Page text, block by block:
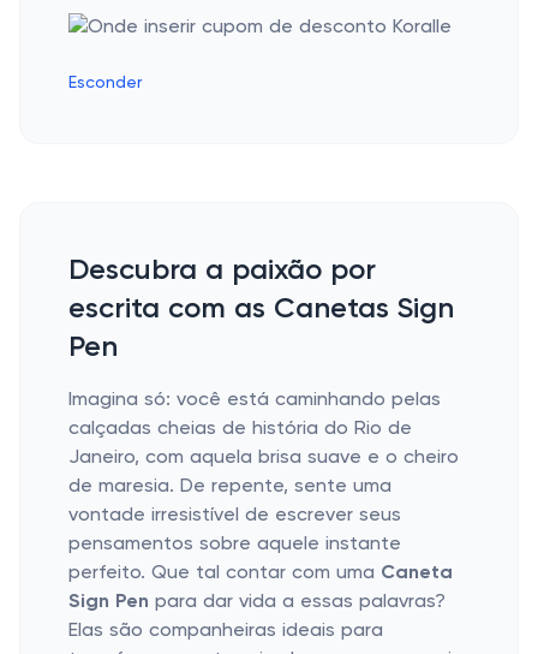
Esconder
Descubra a paixão por
escrita com as Canetas Sign
Pen
Imagina só: você está caminhando pelas
calçadas cheias de história do Rio de
Janeiro, com aquela brisa suave e o cheiro
de maresia. De repente, sente uma
vontade irresistível de escrever seus
pensamentos sobre aquele instante
perfeito. Que tal contar com uma Caneta
Sign Pen para dar vida a essas palavras?
Elas são companheiras ideais para